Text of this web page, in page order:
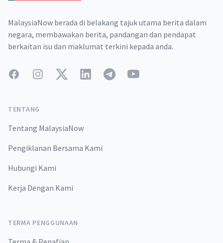
MalaysiaNow berada di belakang tajuk utama berita dalam
negara, membawakan berita, pandangan dan pendapat
berkaitan isu dan maklumat terkini kepada anda.
FacebookInstagramTwitterLinkedInTelegramYouTube
TENTANG
Tentang MalaysiaNow
Pengiklanan Bersama Kami
Hubungi Kami
Kerja Dengan Kami
TERMA PENGGUNAAN